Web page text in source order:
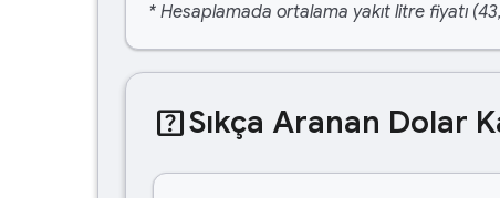
* Hesaplamada ortalama yakıt litre fiyatı
help_centerSıkça Aranan Dolar